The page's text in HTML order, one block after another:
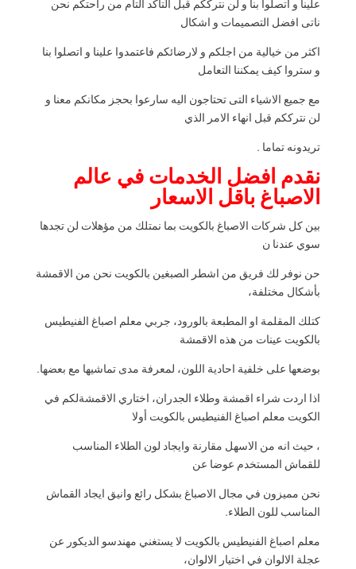
علينا و اتصلوا بنا و لن نترككم قبل التاكد التام من راحتكم نحن
ناتى افضل التصميمات و اشكال
اكثر من خيالية من اجلكم و لارضائكم فاعتمدوا علينا و اتصلوا بنا
و ستروا كيف يمكننا التعامل
مع جميع الاشياء التى تحتاجون اليه سارعوا بحجز مكانكم معنا و
لن نترككم قبل انهاء الامر الذي
تريدونه تماما .
نقدم افضل الخدمات في عالم
الاصباغ باقل الاسعار
بين كل شركات الاصباغ بالكويت بما نمتلك من مؤهلات لن تجدها
سوي عندنا ن
حن نوفر لك فريق من اشطر الصبغين بالكويت نحن من الاقمشة
بأشكال مختلفة،
كتلك المقلمة او المطبعة بالورود، جربي معلم اصباغ الفنيطيس
بالكويت عينات من هذه الاقمشة
بوضعها على خلفية احادية اللون، لمعرفة مدى تماشيها مع بعضها.
اذا اردت شراء اقمشة وطلاء الجدران، اختاري الاقمشةلكم في
الكويت معلم اصباغ الفنيطيس بالكويت أولا
، حيث انه من الاسهل مقارنة وايجاد لون الطلاء المناسب
للقماش المستخدم عوضا عن
نحن مميزون في مجال الاصباغ بشكل رائع وانيق ايجاد القماش
المناسب للون الطلاء.
معلم اصباغ الفنيطيس بالكويت لا يستغني مهندسو الديكور عن
عجلة الالوان في اختيار الالوان،